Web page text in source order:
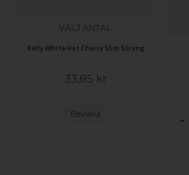
VÄLJ ANTAL
Kelly White Hot Cherry Slim Strong
33,85 kr
Bevaka
-